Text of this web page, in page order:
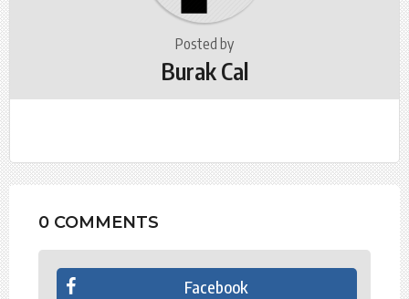
Posted by
Burak Cal
0 COMMENTS
Facebook